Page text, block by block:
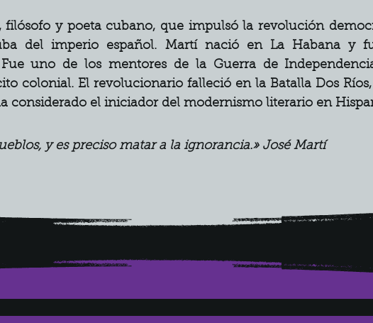
filósofo y poeta cubano, que impulsó la revolución
del imperio español. Martí nació en La Habana y
Fue uno de los mentores de la Guerra de
colonial. El revolucionario falleció en la Batalla Dos
considerado el iniciador del modernismo literario en
y es preciso matar a la ignorancia.» José Martí